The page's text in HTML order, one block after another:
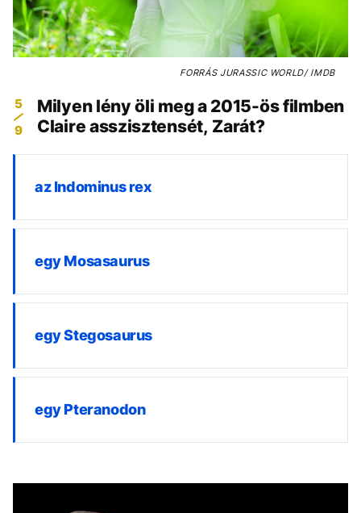
FORRÁSJURASSIC WORLD/ IMDB
5
9
Milyen lény öli meg a 2015-ös filmben
Claire asszisztensét, Zarát?
az Indominus rex
egy Mosasaurus
egy Stegosaurus
egy Pteranodon